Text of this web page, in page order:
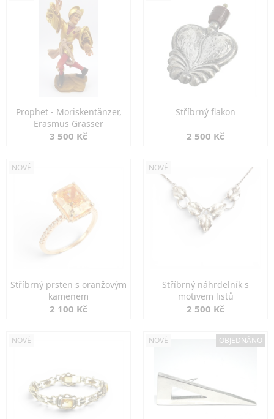
Prophet - Moriskentänzer,
Erasmus Grasser
3 500 Kč
Stříbrný flakon
2 500 Kč
NOVÉ
Stříbrný prsten s oranžovým
kamenem
2 100 Kč
NOVÉ
Stříbrný náhrdelník s
motivem listů
2 500 Kč
NOVÉ NOVÉ OBJEDNÁNO